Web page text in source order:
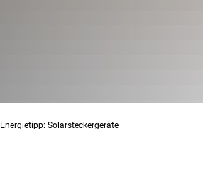
Energietipp: Solarsteckergeräte